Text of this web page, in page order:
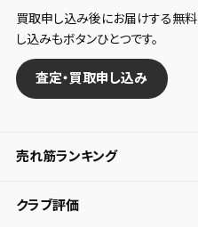
買取申し込み後にお届けする無
し込みもボタンひとつです。
査定・買取申し込み
売れ筋ランキング
クラブ評価